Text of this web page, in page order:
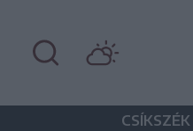
CSÍKSZÉK